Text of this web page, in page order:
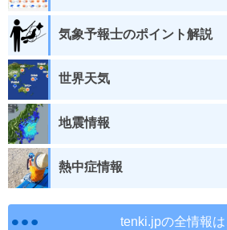
気象予報士のポイント解説
世界天気
地震情報
熱中症情報
tenki.jpの全情報